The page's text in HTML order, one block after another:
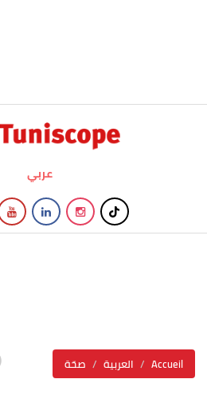
عربي
صحّة العربية Accueil